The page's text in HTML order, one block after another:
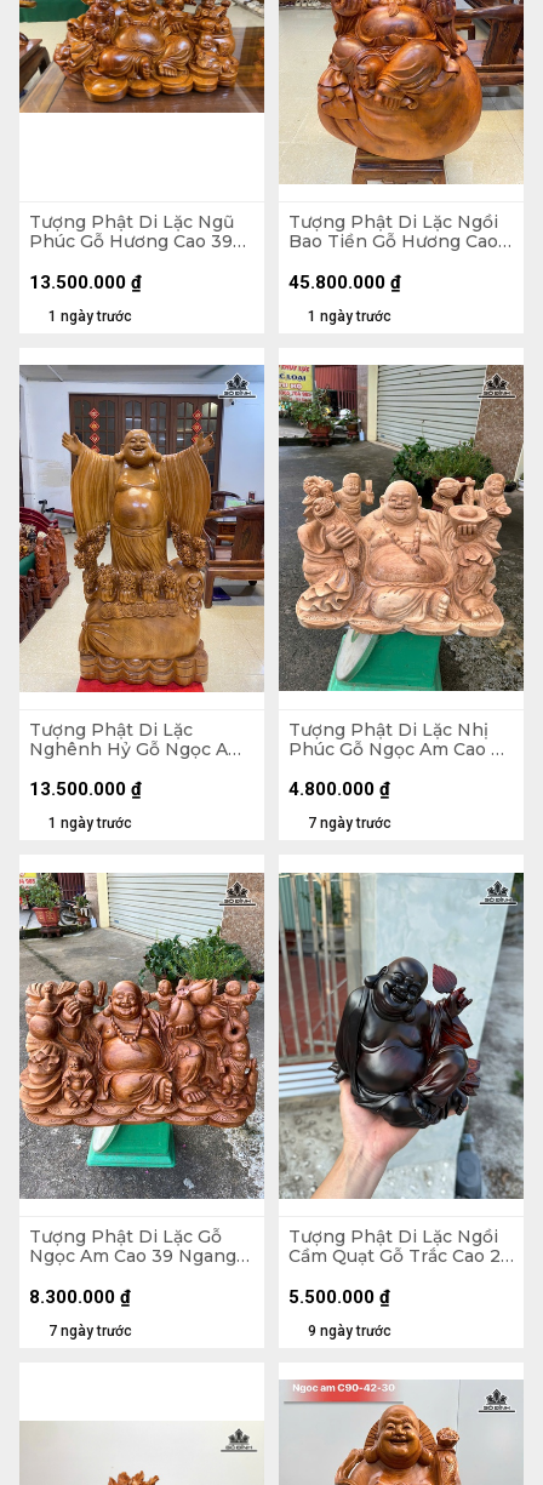
Tượng Phật Di Lặc Ngũ
Phúc Gỗ Hương Cao 39
1 ngày trước
13.500.000 ₫
Tượng Phật Di Lặc Ngồi
Bao Tiền Gỗ Hương Cao
- 155kg
1 ngày trước
45.800.000 ₫
Tượng Phật Di Lặc
Nghênh Hỷ Gỗ Ngọc Am
(cm)
1 ngày trước
13.500.000 ₫
Tượng Phật Di Lặc Nhị
Phúc Gỗ Ngọc Am Cao 30
7 ngày trước
4.800.000 ₫
Tượng Phật Di Lặc Gỗ
Ngọc Am Cao 39 Ngang
7 ngày trước
8.300.000 ₫
Tượng Phật Di Lặc Ngồi
Cầm Quạt Gỗ Trắc Cao 20
9 ngày trước
5.500.000 ₫